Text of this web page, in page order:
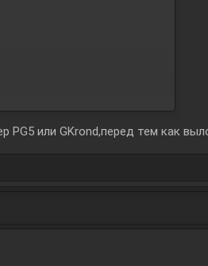
или GKrond,перед тем как